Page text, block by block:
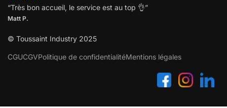
“Très bon accueil, le service est au top 👌”
Matt P.
© Toussaint Industry 2025
CGUCGVPolitique de confidentialitéMentions légales